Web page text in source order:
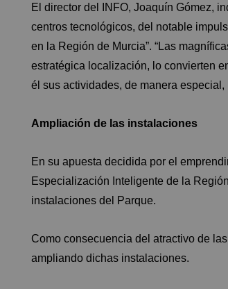
El director del INFO, Joaquín Gómez,
centros tecnológicos, del notable
en la Región de Murcia”. “Las
estratégica localización, lo convierten
él sus actividades, de manera
Ampliación de las instalaciones
En su apuesta decidida por el
Especialización Inteligente de la
instalaciones del Parque.
Como consecuencia del atractivo de
ampliando dichas instalaciones.